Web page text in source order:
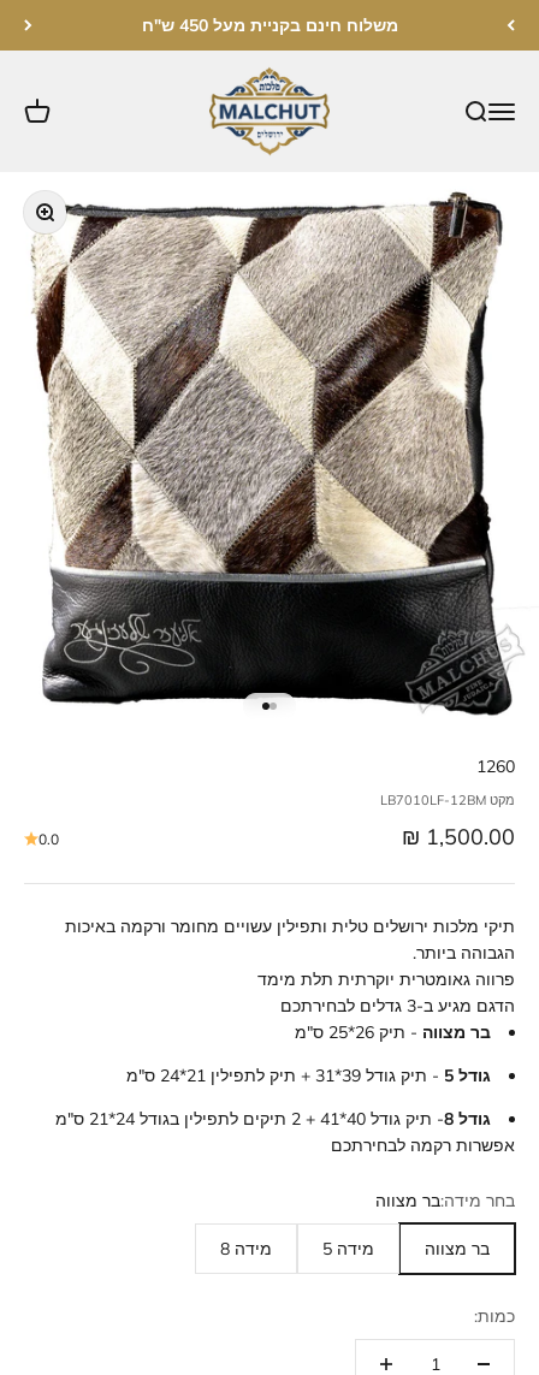
משלוח חינם בקניית מעל 450 ש"ח
מלכות ירושלים
תקריב
1260
מקט LB7010LF-12BM
מחיר מבצע
1,500.00 ₪
0.0
תיקי מלכות ירושלים טלית ותפילין עשויים מחומר ורקמה באיכות
הגבוהה ביותר.
פרווה גאומטרית יוקרתית תלת מימד
הדגם מגיע ב-3 גדלים
לבחירתכם
בר מצווה - תיק 26*25 ס"מ
גודל 5
- תיק גודל 39*31 + תיק לתפילין 21*24 ס"מ
גודל 8
- תיק גודל 40*41 + 2 תיקים לתפילין בגודל 24*21 ס"מ
אפשרות רקמה לבחירתכם
בחר מידה:בר מצווה
בר מצווה מידה 5 מידה 8
כמות: